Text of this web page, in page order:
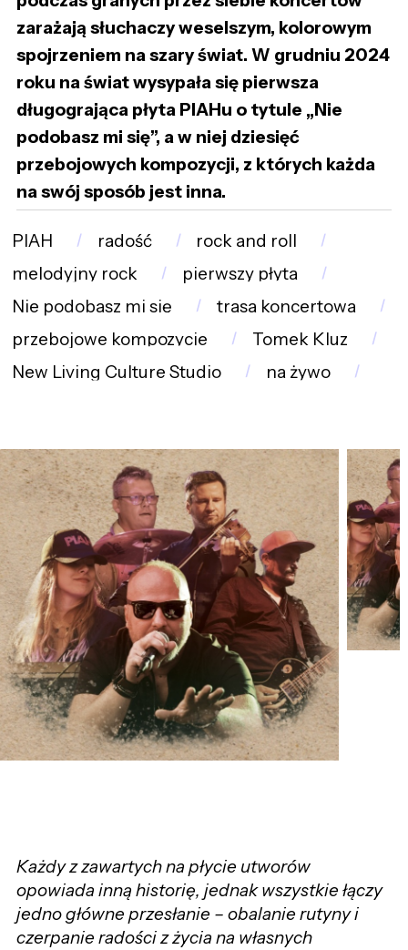
zarażają słuchaczy weselszym, kolorowym
spojrzeniem na szary świat. W grudniu 2024
roku na świat wysypała się pierwsza
długogrająca płyta PIAHu o tytule „Nie
podobasz mi się”, a w niej dziesięć
przebojowych kompozycji, z których każda
na swój sposób jest inna.
PIAH radość
rock and roll
melodyjny rock
pierwszy płyta
Nie podobasz mi się
trasa koncertowa
przebojowe kompozycje
Tomek Kluz
New Living Culture Studio
na żywo
Każdy z zawartych na płycie utworów
opowiada inną historię, jednak wszystkie łączy
jedno główne przesłanie – obalanie rutyny i
czerpanie radości z życia na własnych